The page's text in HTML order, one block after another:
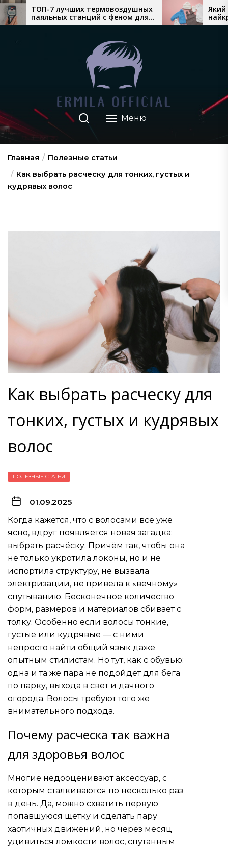
Перейти
к
термовоздушных
с феном для
Який теплий дитячий
найкраще продається
взимку
Меню
Главная
Полезные статьи
Как выбрать расческу для тонких, густых и
кудрявых волос
Как выбрать расческу для
тонких, густых и кудрявых
волос
ПОЛЕЗНЫЕ СТАТЬИ
01.09.2025
Когда кажется, что с волосами всё уже
ясно, вдруг появляется новая загадка:
выбрать расчёску. Причём так, чтобы она
не только укротила локоны, но и не
испортила структуру, не вызвала
электризации, не привела к «вечному»
спутыванию. Бесконечное количество
форм, размеров и материалов сбивает с
толку. Особенно если волосы тонкие,
густые или кудрявые — с ними
непросто найти общий язык даже
опытным стилистам. Но тут, как с обувью:
одна и та же пара не подойдёт для бега
по парку, выхода в свет и дачного
огорода. Волосы требуют того же
внимательного подхода.
Почему расческа так важна
для здоровья волос
Многие недооценивают аксессуар, с
которым сталкиваются по несколько раз
в день. Да, можно схватить первую
попавшуюся щётку и сделать пару
хаотичных движений, но через месяц
удивиться ломкости волос, спутанным